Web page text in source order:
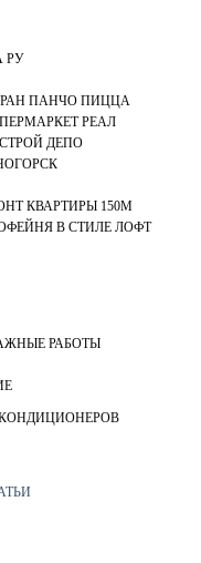
РУ
ПАНЧО ПИЦЦА
РЕАЛ
ДЕПО
КВАРТИРЫ 150М
В СТИЛЕ ЛОФТ
РАБОТЫ